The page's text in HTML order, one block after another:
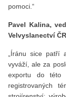
pomoci.“
Pavel Kalina,
Velvyslanectví
„Íránu sice
vyváží, ale za
exportu do této
registrovaných